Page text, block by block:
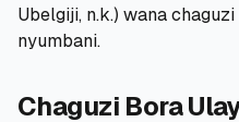
🛠️ZANA NA RASILIMALI
Hazina ya Mikopo
Ubelgiji, n.k.) wana
nyumbani.
Chaguzi Bora